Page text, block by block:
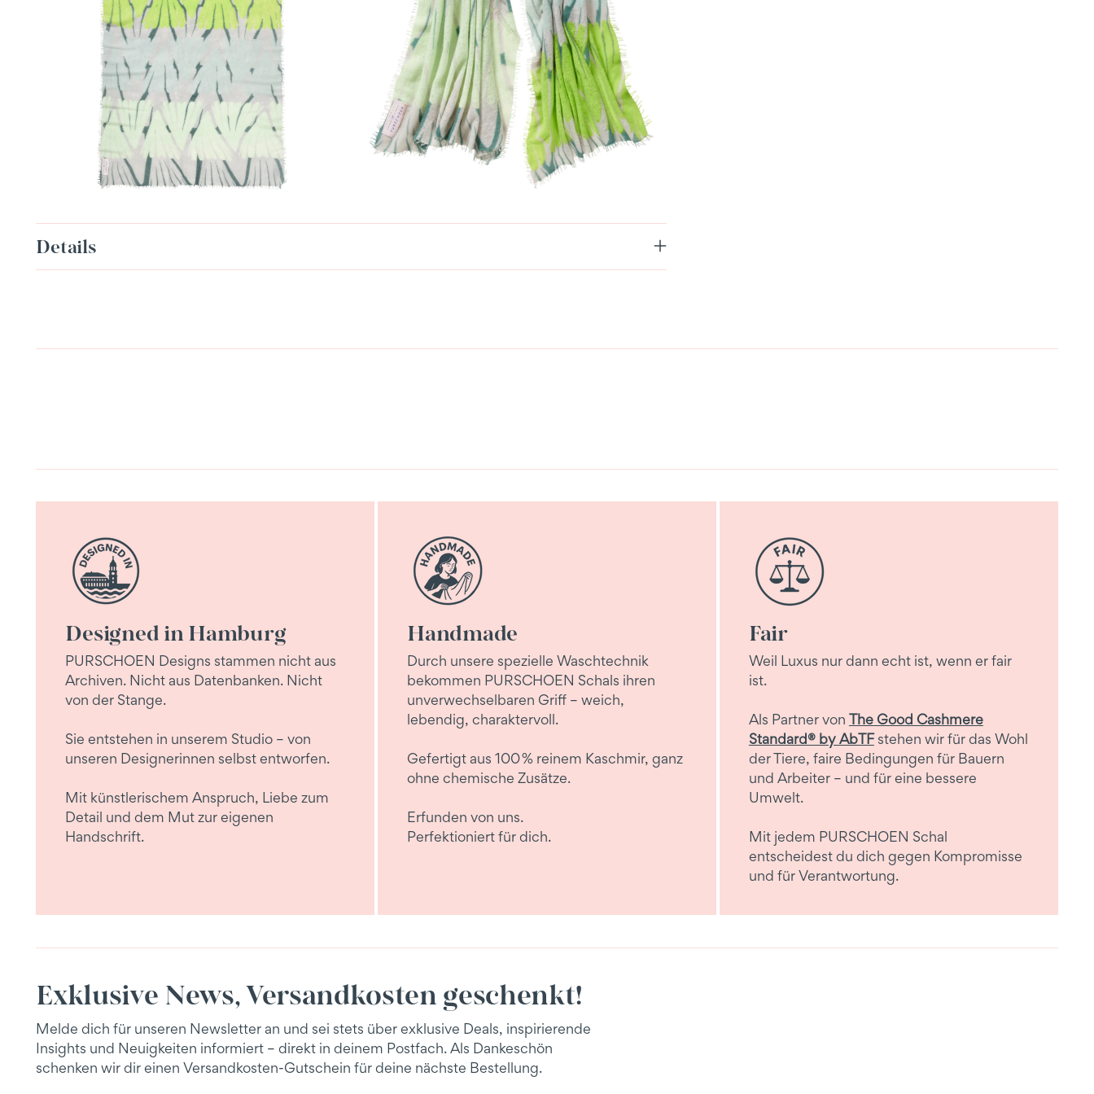
Details
Designed in Hamburg
PURSCHOEN Designs stammen nicht aus
Archiven. Nicht aus Datenbanken. Nicht
von der Stange.
Sie entstehen in unserem Studio – von
unseren Designerinnen selbst entworfen.
Mit künstlerischem Anspruch, Liebe zum
Detail und dem Mut zur eigenen
Handschrift.
Handmade
Durch unsere spezielle Waschtechnik
bekommen PURSCHOEN Schals ihren
unverwechselbaren Griff – weich,
lebendig, charaktervoll.
Gefertigt aus 100 % reinem Kaschmir, ganz
ohne chemische Zusätze.
Erfunden von uns.
Perfektioniert für dich.
Fair
Weil Luxus nur dann echt ist, wenn er fair
ist.
Als Partner von The Good Cashmere
Standard® by AbTFstehen wir für das Wohl
der Tiere, faire Bedingungen für Bauern
und Arbeiter – und für eine bessere
Umwelt.
Mit jedem PURSCHOEN Schal
entscheidest du dich gegen Kompromisse
und für Verantwortung.
Exklusive News, Versandkosten geschenkt!
Melde dich für unseren Newsletter an und sei stets über exklusive Deals, inspirierende
Insights und Neuigkeiten informiert – direkt in deinem Postfach. Als Dankeschön
schenken wir dir einen Versandkosten-Gutschein für deine nächste Bestellung.